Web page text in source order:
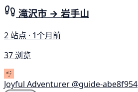
滝沢市 → 岩手山
2 站点 · 1个月前
37 浏览
Joyful Adventurer @guide-abe8f954